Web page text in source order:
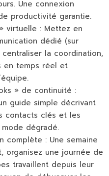
Une connexion
productivité garantie.
virtuelle : Mettez en
dédié (sur
centraliser la coordination,
en temps réel et
» de continuité :
guide simple décrivant
contacts clés et les
dégradé.
complète : Une semaine
organisez une journée de
travaillent depuis leur